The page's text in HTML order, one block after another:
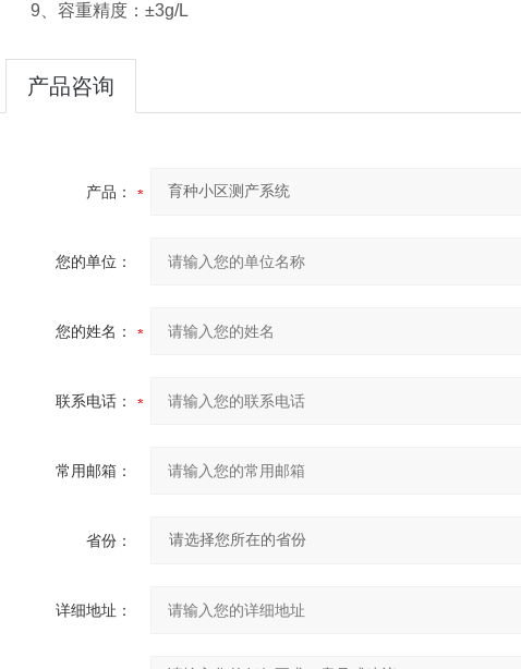
9、容重精度：±3g/L
产品咨询
产品：
您的单位：
您的姓名：
联系电话：
常用邮箱：
省份：
详细地址：